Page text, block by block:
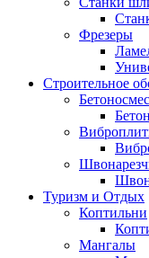
Фрезеры
Строительное
Туризм и Отдых
Коптильни
Мангалы